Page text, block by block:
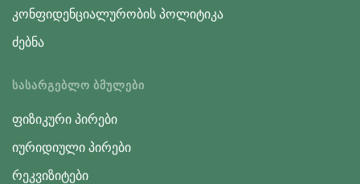
კონფიდენციალურობის პოლიტიკა
ძებნა
ᲡᲐᲡᲐᲠᲒᲔᲑᲚᲝ ᲑᲛᲣᲚᲔᲑᲘ
ფიზიკური პირები
იურიდიული პირები
რეკვიზიტები